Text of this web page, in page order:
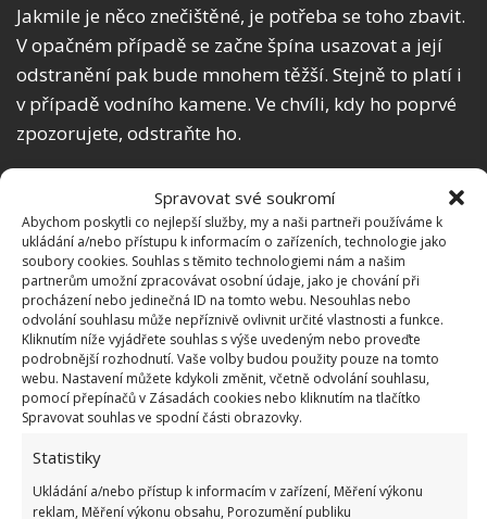
Spravovat své soukromí
Abychom poskytli co nejlepší služby, my a naši partneři používáme k
ukládání a/nebo přístupu k informacím o zařízeních, technologie jako
soubory cookies. Souhlas s těmito technologiemi nám a našim
partnerům umožní zpracovávat osobní údaje, jako je chování při
procházení nebo jedinečná ID na tomto webu. Nesouhlas nebo
odvolání souhlasu může nepříznivě ovlivnit určité vlastnosti a funkce.
Kliknutím níže vyjádřete souhlas s výše uvedeným nebo proveďte
podrobnější rozhodnutí. Vaše volby budou použity pouze na tomto
webu. Nastavení můžete kdykoli změnit, včetně odvolání souhlasu,
pomocí přepínačů v Zásadách cookies nebo kliknutím na tlačítko
Spravovat souhlas ve spodní části obrazovky.
Statistiky
Ukládání a/nebo přístup k informacím v zařízení, Měření výkonu
reklam, Měření výkonu obsahu, Porozumění publiku
Jakmile je něco znečištěné, je potřeba se toho zbavit.
V opačném případě se začne špína usazovat a její
odstranění pak bude mnohem těžší. Stejně to platí i
v případě vodního kamene. Ve chvíli, kdy ho poprvé
zpozorujete, odstraňte ho.
Příprava a postup čištění
Pojďme se tedy podívat na zmiňovaný trik, ať ho
případně můžete ještě dnes doma vyzkoušet. Pro
přípravu budete potřebovat:
láhev octa
malý kousek bavlněné tkaniny
několik minut. Poté hadřík z mísy vyjměte a obalte
jim požadovanou část, například kuchyňský kohout